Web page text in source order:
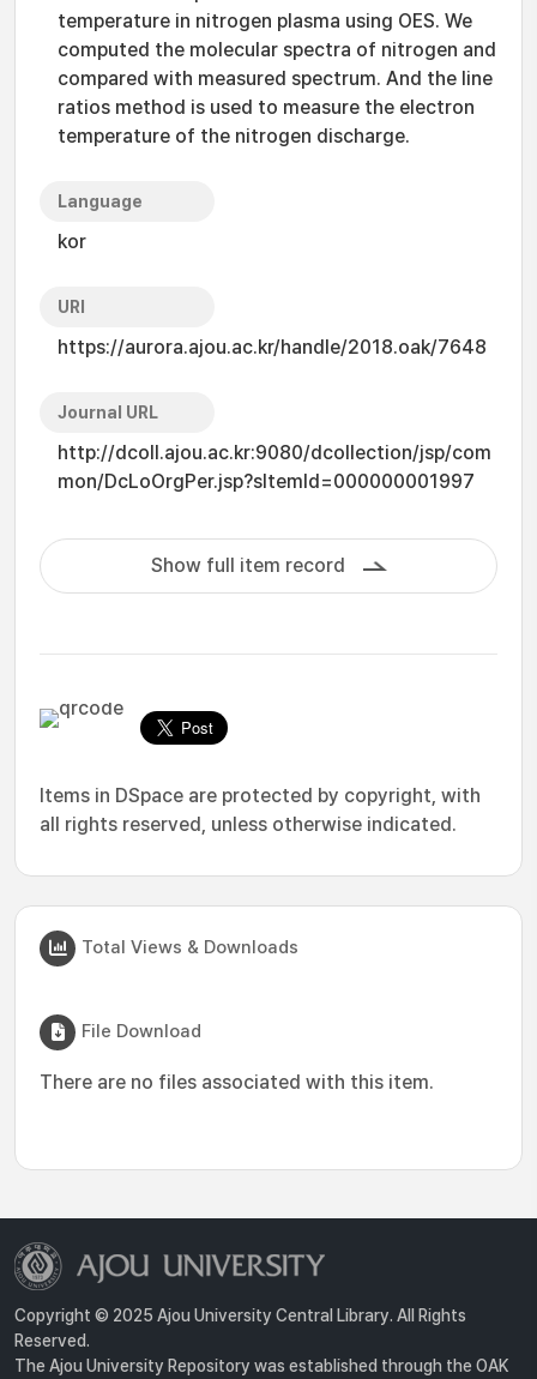
temperature in nitrogen plasma using OES. We
computed the molecular spectra of nitrogen and
compared with measured spectrum. And the line
ratios method is used to measure the electron
temperature of the nitrogen discharge.
Language
kor
URI
https://aurora.ajou.ac.kr/handle/2018.oak/7648
Journal URL
http://dcoll.ajou.ac.kr:9080/dcollection/jsp/com
mon/DcLoOrgPer.jsp?sItemId=000000001997
Show full item record
Items in DSpace are protected by copyright, with
all rights reserved, unless otherwise indicated.
Total Views & Downloads
File Download
There are no files associated with this item.
Copyright © 2025 Ajou University Central Library. All Rights
Reserved.
The Ajou University Repository was established through the OAK